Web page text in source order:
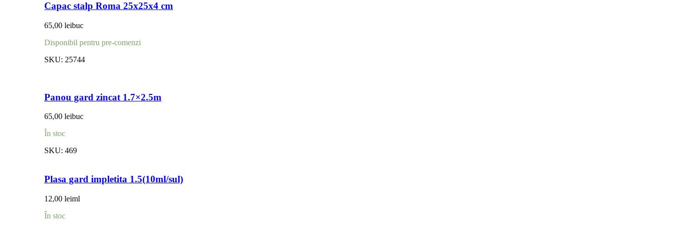
Capac stalp Roma 25x25x4 cm
65,00 leibuc
Disponibil pentru pre-comenzi
SKU: 25744
Panou gard zincat 1.7×2.5m
65,00 leibuc
În stoc
SKU: 469
Plasa gard impletita 1.5(10ml/sul)
12,00 leiml
În stoc